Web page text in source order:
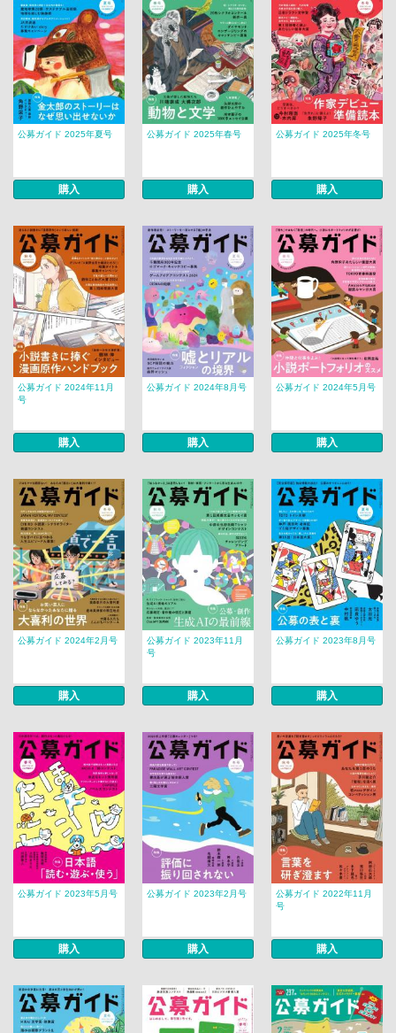
公募ガイド 2025年夏号
購入
公募ガイド 2025年春号
購入
公募ガイド 2025年冬号
購入
公募ガイド 2024年11月
号
購入
公募ガイド 2024年8月号
購入
公募ガイド 2024年5月号
購入
公募ガイド 2024年2月号
購入
公募ガイド 2023年11月
号
購入
公募ガイド 2023年8月号
購入
公募ガイド 2023年5月号
購入
公募ガイド 2023年2月号
購入
公募ガイド 2022年11月
号
購入